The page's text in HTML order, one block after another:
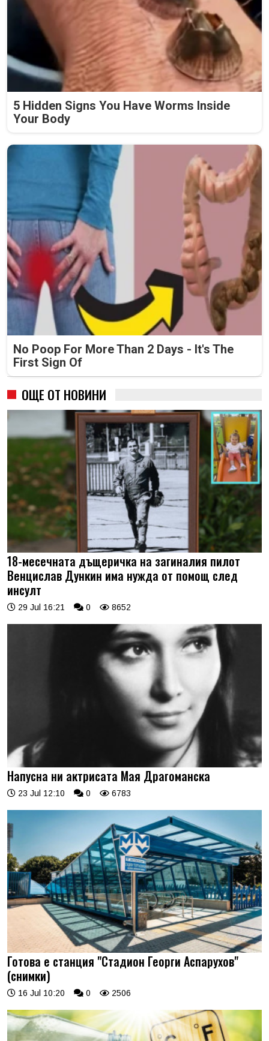
5 Hidden Signs You Have Worms Inside
Your Body
No Poop For More Than 2 Days - It's The
First Sign Of
ОЩЕ ОТ НОВИНИ
18-месечната дъщеричка на загиналия пилот
Венцислав Дункин има нужда от помощ след
инсулт
29 Jul 16:21 0 8652
Напусна ни актрисата Мая Драгоманска
23 Jul 12:10 0 6783
Готова е станция "Стадион Георги Аспарухов"
(снимки)
16 Jul 10:20 0 2506